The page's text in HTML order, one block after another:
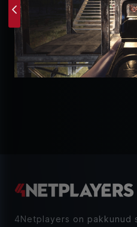
Previous
4Netplayers on pakkunud